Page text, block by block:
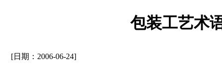
包装工艺术
[日期：2006-06-24]